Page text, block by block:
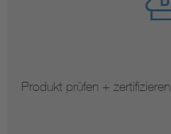
Produkt prüfen + zertifizieren